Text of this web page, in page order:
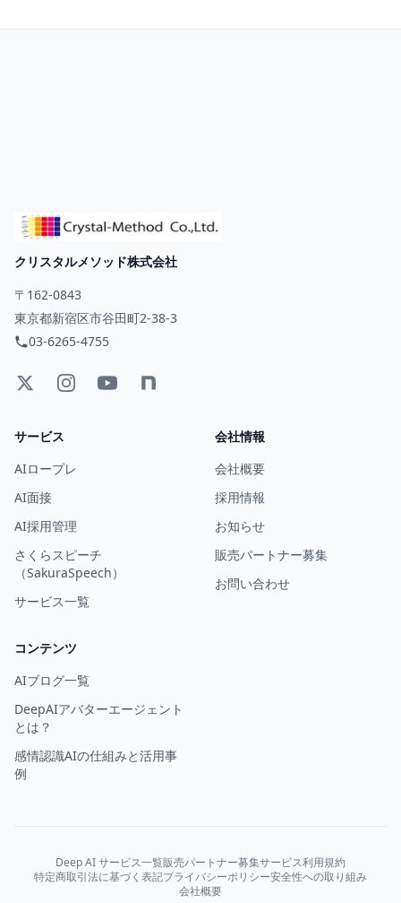
クリスタルメソッド株式会社
〒162-0843
東京都新宿区市谷田町2-38-3
03-6265-4755
サービス
AIロープレ
AI面接
AI採用管理
さくらスピーチ
（SakuraSpeech）
サービス一覧
会社情報
会社概要
採用情報
お知らせ
販売パートナー募集
お問い合わせ
コンテンツ
AIブログ一覧
DeepAIアバターエージェント
とは？
感情認識AIの仕組みと活用事
例
Deep AI サービス一覧販売パートナー募集サービス利用規約
特定商取引法に基づく表記プライバシーポリシー安全性への取り組み
会社概要